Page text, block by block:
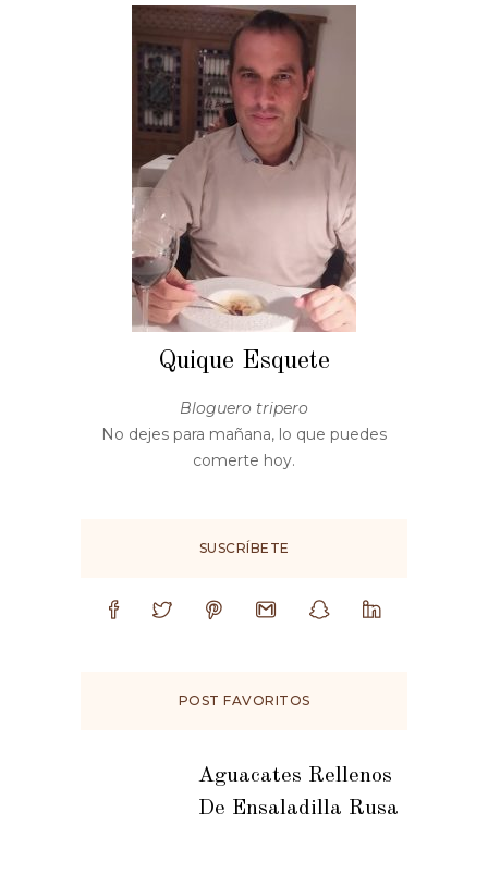
Quique Esquete
Bloguero tripero
No dejes para mañana, lo que puedes
comerte hoy.
SUSCRÍBETE
POST FAVORITOS
Aguacates Rellenos
De Ensaladilla Rusa